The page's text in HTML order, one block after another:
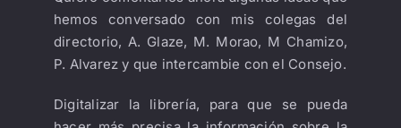
hemos conversado con mis colegas del
directorio, A. Glaze, M. Morao, M Chamizo,
P. Alvarez y que intercambie con el Consejo.
Digitalizar la librería, para que se pueda